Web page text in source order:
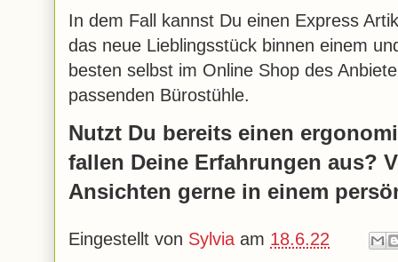
In dem Fall kannst Du einen Express
das neue Lieblingsstück binnen einem
besten selbst im Online Shop des
passenden Bürostühle.
Nutzt Du bereits einen
fallen Deine Erfahrungen aus?
Ansichten gerne in einem
Eingestellt von Sylvia am 18.6.22